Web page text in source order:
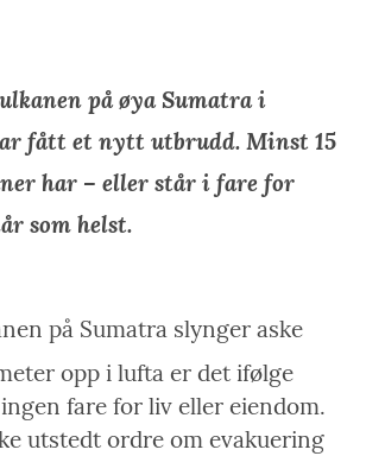
på øya Sumatra i
fått et nytt utbrudd. Minst 15
har – eller står i fare for
som helst.
på Sumatra slynger aske
opp i lufta er det ifølge
fare for liv eller eiendom.
utstedt ordre om evakuering